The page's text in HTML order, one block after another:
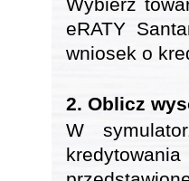
eRATY
wniosek o
2. Oblicz
W